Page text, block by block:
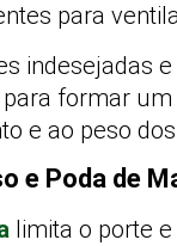
para
indesejadas
formar
e ao peso
e Poda de
limita o porte